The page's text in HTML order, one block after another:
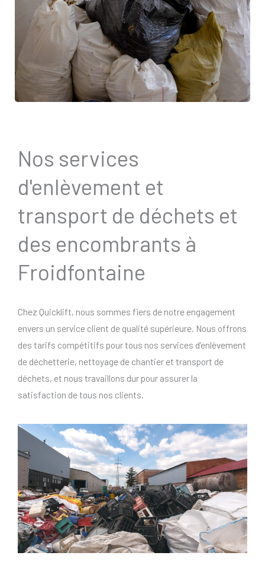
Nos services
d'enlèvement et
transport de déchets et
des encombrants à
Froidfontaine
Chez Quicklift, nous sommes fiers de notre engagement
envers un service client de qualité supérieure. Nous offrons
des tarifs compétitifs pour tous nos services d’enlèvement
de déchetterie, nettoyage de chantier et transport de
déchets, et nous travaillons dur pour assurer la
satisfaction de tous nos clients.